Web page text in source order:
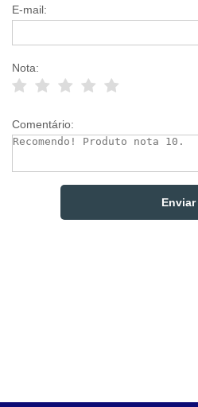
E-mail:
Nota:
Comentário: